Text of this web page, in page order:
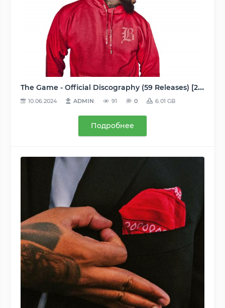
The Game - Official Discography (59 Releases) [2002-2016], MP3, 160-320 kbps
10.06.2024 ADMIN 91 0 6.01 GB
Подробнее